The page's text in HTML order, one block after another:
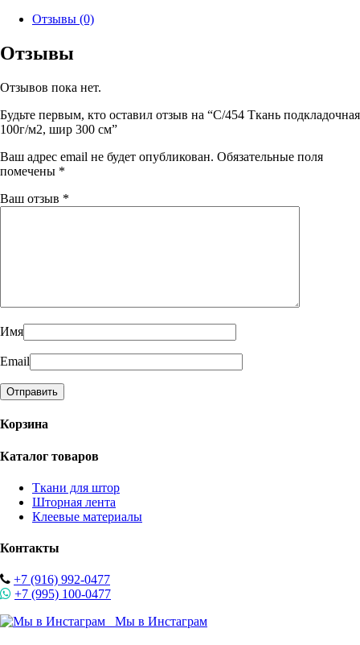
Отзывы (0)
Отзывы
Отзывов пока нет.
Будьте первым, кто оставил отзыв на “C/454 Ткань подкладочная
100г/м2, шир 300 см”
Ваш адрес email не будет опубликован. Обязательные поля
помечены *
Ваш отзыв *
Имя
Email
Корзина
Каталог товаров
Ткани для штор
Шторная лента
Клеевые материалы
Контакты
+7 (916) 992-0477
+7 (995) 100-0477
Мы в Инстаграм